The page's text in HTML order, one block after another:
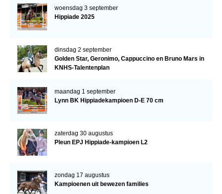
woensdag 3 september
Hippiade 2025
dinsdag 2 september
Golden Star, Geronimo, Cappuccino en Bruno Mars in
KNHS-Talentenplan
maandag 1 september
Lynn BK Hippiadekampioen D-E 70 cm
zaterdag 30 augustus
Pleun EPJ Hippiade-kampioen L2
zondag 17 augustus
Kampioenen uit bewezen families